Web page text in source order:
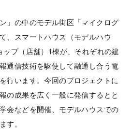
」の中のモデル街区「マイクログ
、スマートハウス（モデルハウ
ップ（店舗）1棟が、それぞれの建
通信技術を駆使して融通し合う電
行います。今回のプロジェクトに
の成果を広く一般に発信するとと
会などを開催、モデルハウスでの
す。